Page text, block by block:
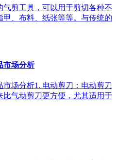
气剪工具，可以用于剪切各种不
甲、布料、纸张等等。与传统的
市场分析
场分析1. 电动剪刀：电动剪刀
比气动剪刀更方便，尤其适用于